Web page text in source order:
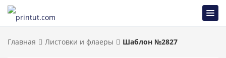
Главная Листовки и флаеры Шаблон №2827